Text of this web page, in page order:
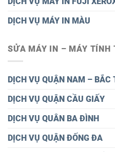
DỊCH VỤ MÁY IN MÀU
SỬA MÁY IN – MÁY TÍNH
DỊCH VỤ QUẬN NAM – BẮC
DỊCH VỤ QUẬN CẦU GIẤY
DỊCH VỤ QUÂN BA ĐÌNH
DỊCH VỤ QUẬN ĐỐNG ĐA